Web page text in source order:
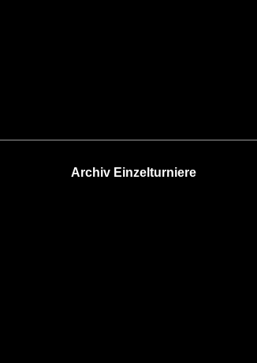
Archiv Einzelturniere